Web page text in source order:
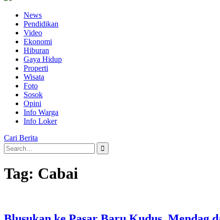
News
Pendidikan
Video
Ekonomi
Hiburan
Gaya Hidup
Properti
Wisata
Foto
Sosok
Opini
Info Warga
Info Loker
Cari Berita
Search
for:
Tag: Cabai